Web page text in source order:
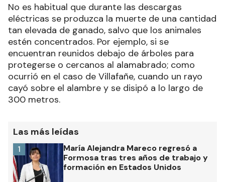
No es habitual que durante las descargas
eléctricas se produzca la muerte de una cantidad
tan elevada de ganado, salvo que los animales
estén concentrados. Por ejemplo, si se
encuentran reunidos debajo de árboles para
protegerse o cercanos al alamabrado; como
ocurrió en el caso de Villafañe, cuando un rayo
cayó sobre el alambre y se disipó a lo largo de
300 metros.
Las más leídas
María Alejandra Mareco regresó a
Formosa tras tres años de trabajo y
formación en Estados Unidos
1